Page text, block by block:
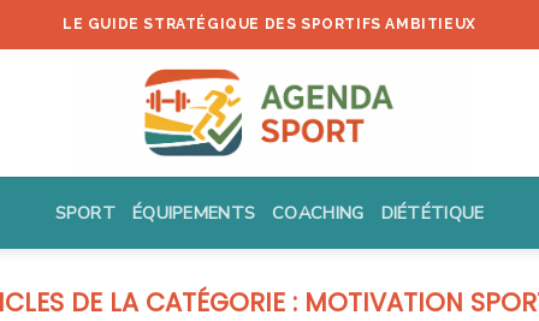
LE GUIDE STRATÉGIQUE DES SPORTIFS AMBITIEUX
SPORT ÉQUIPEMENTS COACHING DIÉTÉTIQUE
MOTIVATION